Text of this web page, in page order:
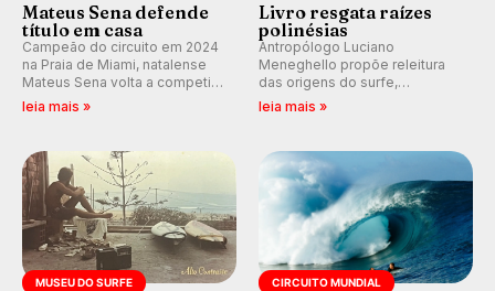
Mateus Sena defende
título em casa
Campeão do circuito em 2024
na Praia de Miami, natalense
Mateus Sena volta a competir
em casa em busca de manter a
leia mais »
Livro resgata raízes
polinésias
Antropólogo Luciano
Meneghello propõe releitura
das origens do surfe,
resgatando a cultura polinésia
prática em esporte e indústria.
leia mais »
MUSEU DO SURFE CIRCUITO MUNDIAL